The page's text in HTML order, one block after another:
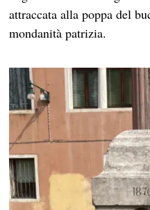
attraccata alla poppa del
mondanità patrizia.